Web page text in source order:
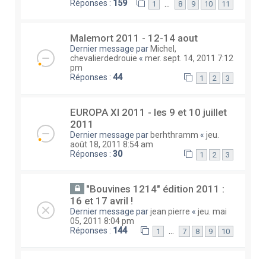
Réponses : 159 1 8 9 10 11
Malemort 2011 - 12-14 aout
Dernier message par Michel,
chevalierdedrouie « mer. sept. 14, 2011 7:12
pm
Réponses : 44 1 2 3
EUROPA XI 2011 - les 9 et 10 juillet
2011
Dernier message par berhthramm « jeu.
août 18, 2011 8:54 am
Réponses : 30 1 2 3
"Bouvines 1214" édition 2011 :
16 et 17 avril !
Dernier message parjean pierre « jeu. mai
05, 2011 8:04 pm
Réponses : 144 1 … 7 8 9 10